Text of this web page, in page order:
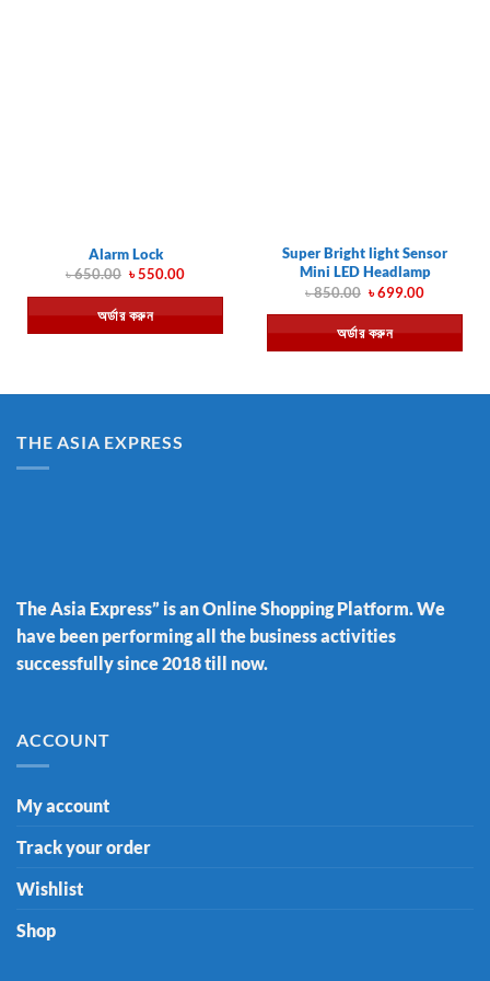
Alarm Lock
৳650.00 Original
was:
৳ 650.00.
৳550.00Current
is:
৳ 550.00.
অর্ডার করুন
Super Bright light Sensor
Mini LED Headlamp
৳850.00 Original
was:
৳ 850.00.
৳699.00Current
is:
৳ 699.00.
অর্ডার করুন
THE ASIA EXPRESS
The Asia Express” is an Online Shopping Platform. We
have been performing all the business activities
successfully since 2018 till now.
ACCOUNT
My account
Track your order
Wishlist
Shop